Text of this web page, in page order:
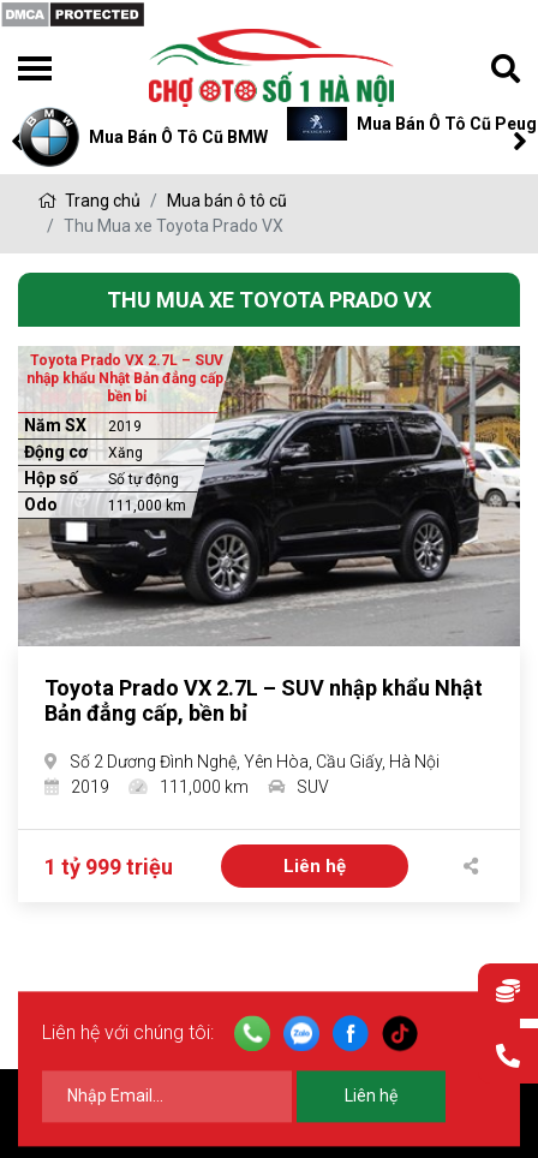
Mua Bán Ô Tô Cũ BMW
Mua Bán Ô Tô Cũ
Trang chủ
Mua bán ô tô cũ
Thu Mua xe Toyota Prado VX
THU MUA XE TOYOTA PRADO VX
Toyota Prado VX 2.7L – SUV
nhập khẩu Nhật Bản đẳng cấp,
bền bỉ
Năm SX 2019
Động cơ Xăng
Hộp số Số tự động
Odo 111,000 km
Toyota Prado VX 2.7L – SUV nhập khẩu Nhật
Bản đẳng cấp, bền bỉ
Số 2 Dương Đình Nghệ, Yên Hòa, Cầu Giấy, Hà Nội
2019
111,000 km SUV
1 tỷ 999 triệu Liên hệ
Liên hệ với chúng tôi:
Liên hệ